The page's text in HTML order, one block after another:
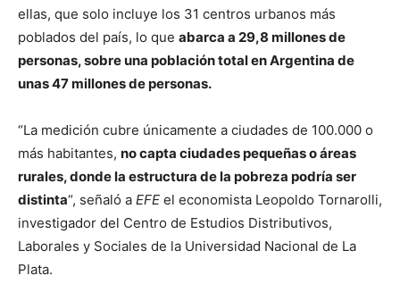
ellas, que solo incluye los 31 centros urbanos más
poblados del país, lo que abarca a 29,8 millones de
personas, sobre una población total en Argentina de
unas 47 millones de personas.
“La medición cubre únicamente a ciudades de 100.000 o
más habitantes, no capta ciudades pequeñas o áreas
rurales, donde la estructura de la pobreza podría ser
distinta“, señaló a EFE el economista Leopoldo Tornarolli,
investigador del Centro de Estudios Distributivos,
Laborales y Sociales de la Universidad Nacional de La
Plata.